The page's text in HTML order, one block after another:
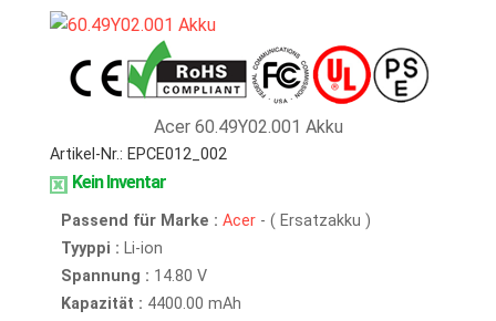
Acer 60.49Y02.001 Akku
Artikel-Nr.: EPCE012_002
Kein Inventar
Passend für Marke : Acer - ( Ersatzakku )
Tyyppi : Li-ion
Spannung : 14.80 V
Kapazität : 4400.00 mAh